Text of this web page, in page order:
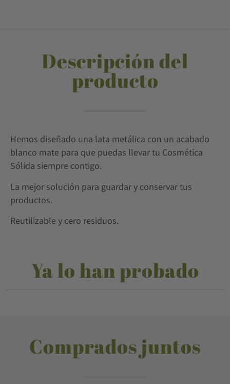
Descripción del
producto
Hemos diseñado una lata metálica con un acabado
blanco mate para que puedas llevar tu Cosmética
Sólida siempre contigo.
La mejor solución para guardar y conservar tus
productos.
Reutilizable y cero residuos.
Ya lo han probado
Comprados juntos